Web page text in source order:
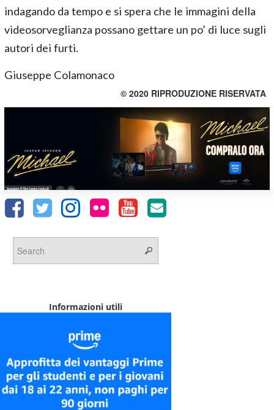
indagando da tempo e si spera che le immagini della
videosorveglianza possano gettare un po’ di luce sugli
autori dei furti.
Giuseppe Colamonaco
© 2020 RIPRODUZIONE RISERVATA
Informazioni utili